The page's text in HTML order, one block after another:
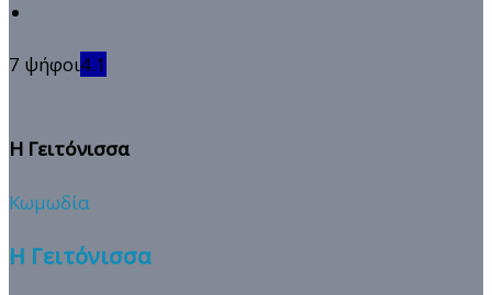
7 ψήφοι4.1
Η Γειτόνισσα
Κωμωδία
Η Γειτόνισσα